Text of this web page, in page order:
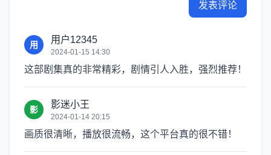
发表评论
用 用户12345
2024-01-15 14:30
这部剧集真的非常精彩，剧情引人入胜，强烈推荐！
影 影迷小王
2024-01-14 20:15
画质很清晰，播放很流畅，这个平台真的很不错！